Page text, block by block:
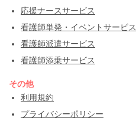
応援ナースサービス
看護師単発・イベントサービス
看護師派遣サービス
看護師添乗サービス
その他
利用規約
プライバシーポリシー